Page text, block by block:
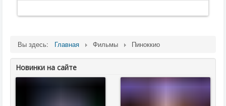
Вы здесь: Главная Фильмы Пиноккио
Новинки на сайте